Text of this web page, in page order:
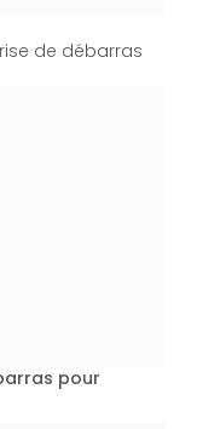
de débarras
pour